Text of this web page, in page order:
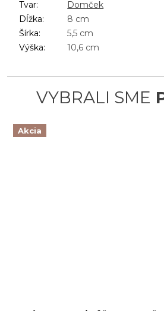
Akcia
Tvar:
Domček
Dĺžka:
8 cm
Šírka:
5,5 cm
Výška: 10,6 cm